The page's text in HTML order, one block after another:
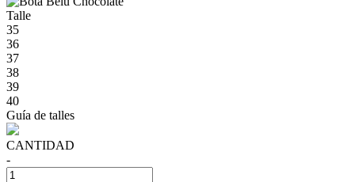
Talle
35
36
37
38
39
40
Guía de talles
CANTIDAD
-